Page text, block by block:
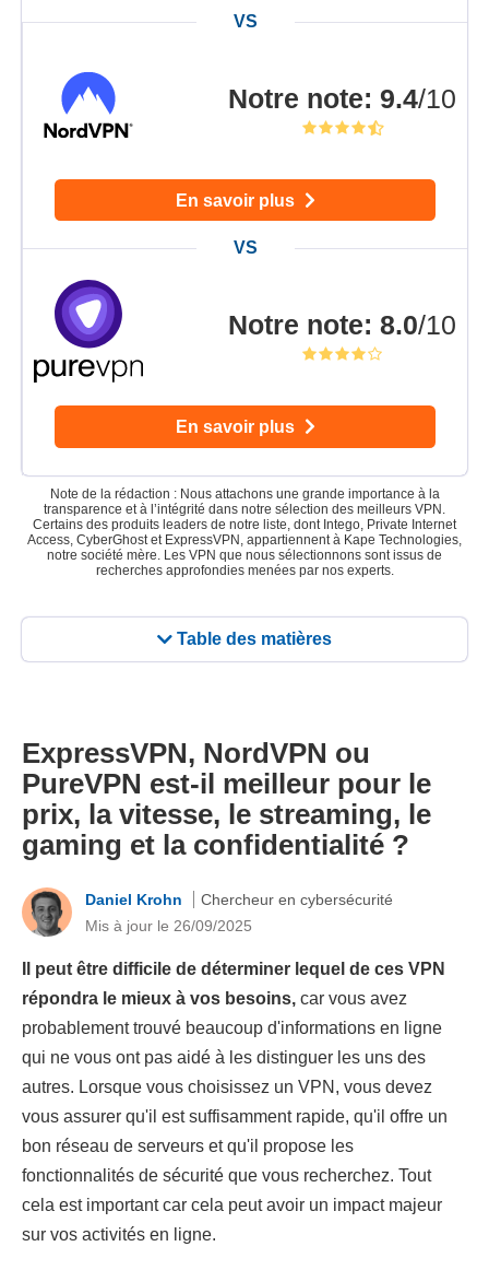
Table des matières
Notre note: 9.4/10
En savoir plus
Notre note: 8.0/10
En savoir plus
Note de la rédaction : Nous attachons une grande importance à la
transparence et à l’intégrité dans notre sélection des meilleurs VPN.
Certains des produits leaders de notre liste, dont Intego, Private Internet
Access, CyberGhost et ExpressVPN, appartiennent à Kape Technologies,
notre société mère. Les VPN que nous sélectionnons sont issus de
recherches approfondies menées par nos experts.
ExpressVPN, NordVPN ou
PureVPN est-il meilleur pour le
prix, la vitesse, le streaming, le
gaming et la confidentialité ?
Daniel Krohn
Chercheur en cybersécurité
Mis à jour le 26/09/2025
Il peut être difficile de déterminer lequel de ces VPN
répondra le mieux à vos besoins, car vous avez
probablement trouvé beaucoup d'informations en ligne
qui ne vous ont pas aidé à les distinguer les uns des
autres. Lorsque vous choisissez un VPN, vous devez
vous assurer qu'il est suffisamment rapide, qu'il offre un
bon réseau de serveurs et qu'il propose les
fonctionnalités de sécurité que vous recherchez. Tout
cela est important car cela peut avoir un impact majeur
sur vos activités en ligne.